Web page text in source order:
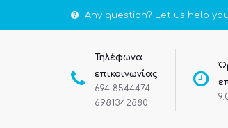
Any question? Let us help
Τηλέφωνα
επικοινωνίας
694 8544474
6981342880